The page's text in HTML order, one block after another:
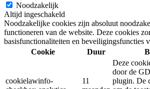
Noodzakelijk
Altijd ingeschakeld
Noodzakelijke cookies zijn absoluut
functioneren van de website. Deze cookies
basisfunctionaliteiten en beveiligingsfuncties
Cookie
Duur
cookielawinfo-
11
Deze
door de
plugin. De